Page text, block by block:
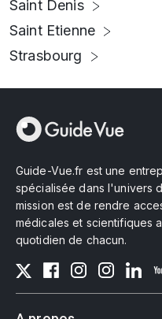
Saint Denis
Saint Etienne
Strasbourg
Guide-Vue.fr est une
spécialisée dans l'univers
mission est de rendre
médicales et scientifiques
quotidien de chacun.